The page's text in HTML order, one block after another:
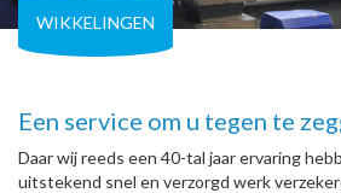
WIKKELINGEN
Een service om u tegen te
Daar wij reeds een 40-tal jaar ervaring
uitstekend snel en verzorgd werk